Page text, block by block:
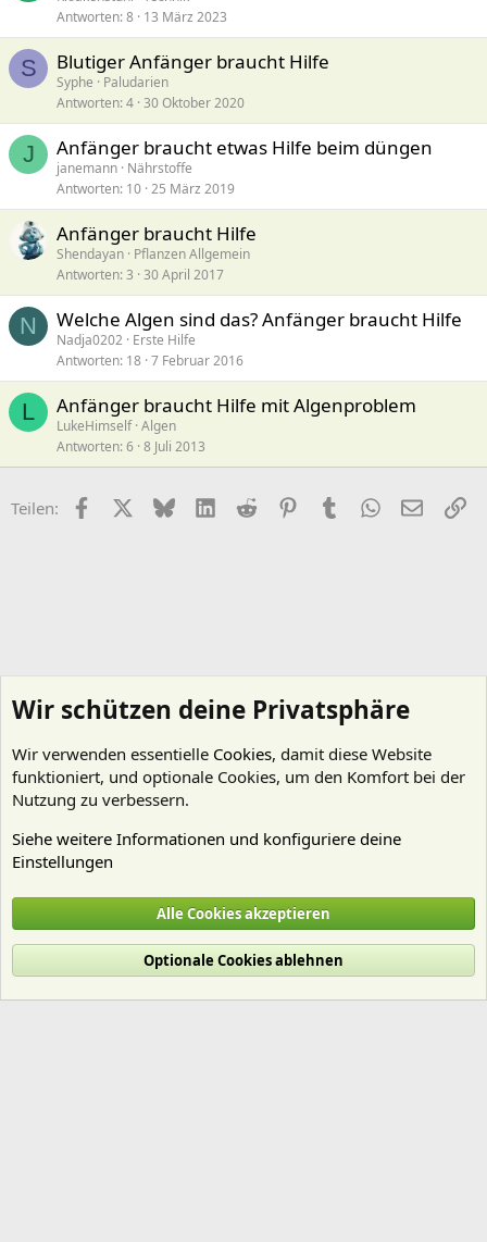
Antworten 8 13 März 2023
S Blutiger Anfänger braucht Hilfe
Syphe
Paludarien
Antworten 4 30 Oktober 2020
J Anfänger braucht etwas Hilfe beim düngen
janemann Nährstoffe
Antworten 10 25 März 2019
Anfänger braucht Hilfe
Shendayan Pflanzen Allgemein
Antworten 3 30 April 2017
N Welche Algen sind das? Anfänger braucht Hilfe
Nadja0202 Erste Hilfe
Antworten 18 7 Februar 2016
L Anfänger braucht Hilfe mit Algenproblem
LukeHimself Algen
Antworten 6 8 Juli 2013
Teilen: FacebookX (Twitter)
BlueskyLinkedIn
Reddit PinterestTumblr WhatsApp
E-Mail
Cookies
Deutsch (Du)
Nutzungsbedingungen
Datenschutz Hilfe und Impressum
R
Wir schützen deine Privatsphäre
Wir verwenden essentielle Cookies, damit diese Website
funktioniert, und optionale Cookies, um den Komfort bei der
Nutzung zu verbessern.
Siehe weitere Informationen und konfiguriere deine
Einstellungen
Alle Cookies akzeptieren
Optionale Cookies ablehnen